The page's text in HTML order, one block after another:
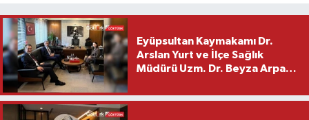
Eyüpsultan Kaymakamı Dr.
Arslan Yurt ve İlçe Sağlık
Müdürü Uzm. Dr. Beyza Arpacı
Ziyareti